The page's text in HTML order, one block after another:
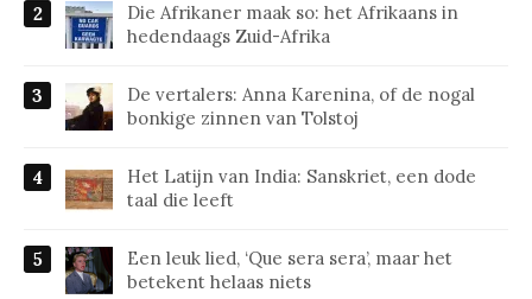
Die Afrikaner maak so: het Afrikaans in
hedendaags Zuid-Afrika
De vertalers: Anna Karenina, of de nogal
bonkige zinnen van Tolstoj
Het Latijn van India: Sanskriet, een dode
taal die leeft
Een leuk lied, ‘Que sera sera’, maar het
betekent helaas niets